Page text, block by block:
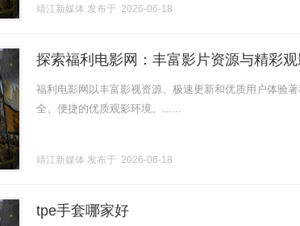
靖江新媒体 发布于 2026-06-18
探索福利电影网：丰富影片资源与精彩
福利电影网以丰富影视资源、极速更新和优质用户体验
全、便捷的优质观影环境。......
靖江新媒体 发布于 2026-06-18
tpe手套哪家好